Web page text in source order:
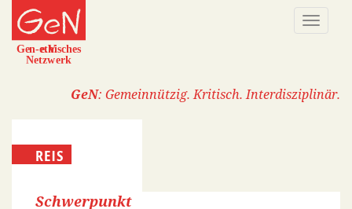
Direkt
zum
Inhalt
GeN: Gemeinnützig. Kritisch. Interdisziplinär.
REIS
Schwerpunkt